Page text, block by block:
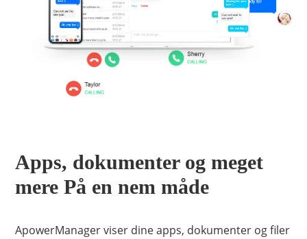
Apps, dokumenter og meget
mere På en nem måde
ApowerManager viser dine apps, dokumenter og filer